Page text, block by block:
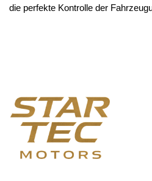
die perfekte Kontrolle der